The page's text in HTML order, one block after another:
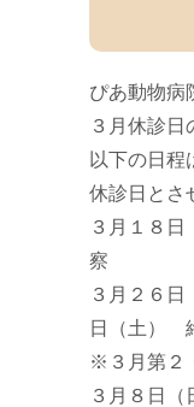
ぴあ動物病
３月休診日
以下の日程
休診日とさ
３月１８
察
３月２６日
日（土）
※３月第２
３月８日（